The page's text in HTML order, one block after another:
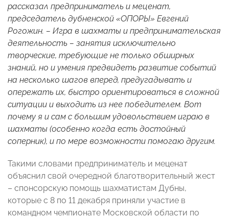
рассказал предприниматель и меценат,
председатель дубненской «ОПОРЫ» Евгений
Рогожин. – Игра в шахматы и предпринимательская
деятельность – занятия исключительно
творческие, требующие не только обширных
знаний, но и умения предвидеть развитие событий
на несколько шагов вперед, предугадывать и
опережать их, быстро ориентироваться в сложной
ситуации и выходить из нее победителем. Вот
почему я и сам с большим удовольствием играю в
шахматы (особенно когда есть достойный
соперник), и по мере возможности помогаю другим.
Такими словами предприниматель и меценат
объяснил свой очередной благотворительный жест
– спонсорскую помощь шахматистам Дубны,
которые с 8 по 11 декабря приняли участие в
командном чемпионате Московской области по